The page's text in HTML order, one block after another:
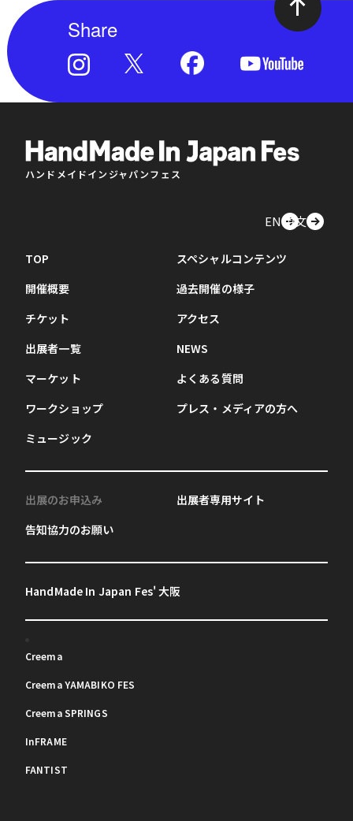
Share
ハンドメイドインジャパンフェス
EN中文
TOP
開催概要
チケット
出展者一覧
マーケット
ワークショップ
ミュージック
スペシャルコンテンツ
過去開催の様子
アクセス
NEWS
よくある質問
プレス・メディアの方へ
出展のお申込み
告知協力のお願い
出展者専用サイト
HandMade In Japan Fes' 大阪
Creema
Creema YAMABIKO FES
Creema SPRINGS
InFRAME
FANTIST